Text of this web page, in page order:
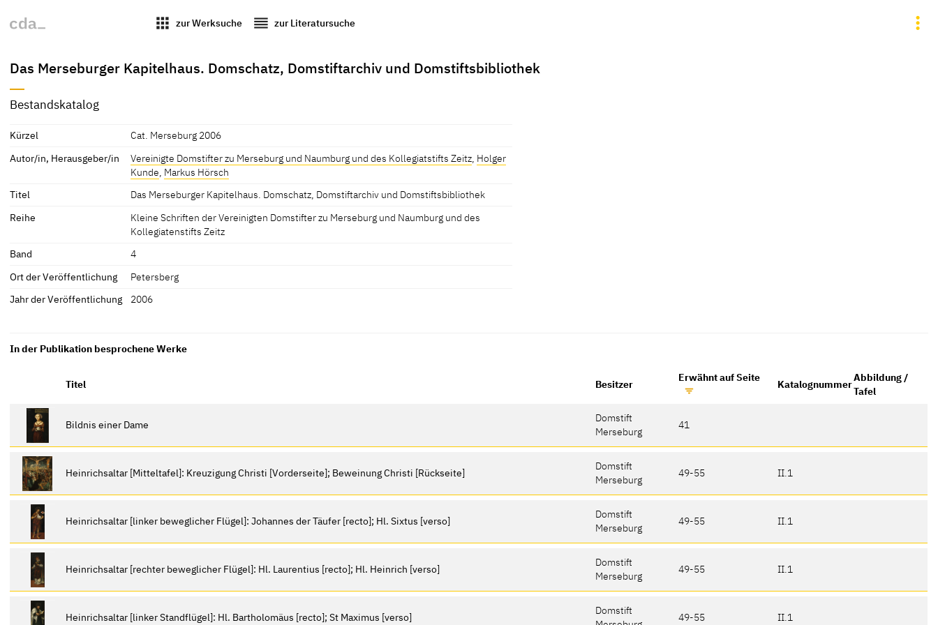
apps zur Werksuche reorder zur Literatursuche
Das Merseburger Kapitelhaus. Domschatz, Domstiftarchiv und Domstiftsbibliothek
Bestandskatalog
Kürzel
Cat. Merseburg 2006
Autor/in, Herausgeber/in
Vereinigte Domstifter zu Merseburg und Naumburg und des Kollegiatstifts Zeitz, Holger
Kunde, Markus Hörsch
Titel
Das Merseburger Kapitelhaus. Domschatz, Domstiftarchiv und Domstiftsbibliothek
Reihe
Kleine Schriften der Vereinigten Domstifter zu Merseburg und Naumburg und des
Kollegiatenstifts Zeitz
Band
4
Ort der Veröffentlichung
Petersberg
Jahr der Veröffentlichung
2006
In der Publikation besprochene Werke
Titel Besitzer
Erwähnt auf Seite
Katalognummer
Abbildung /
Tafel
Bildnis einer Dame
Domstift
Merseburg
41
Heinrichsaltar [Mitteltafel]: Kreuzigung Christi [Vorderseite]; Beweinung Christi [Rückseite]
Domstift
Merseburg
49-55 II.1
Heinrichsaltar [linker beweglicher Flügel]: Johannes der Täufer [recto]; Hl. Sixtus [verso]
Domstift
Merseburg
49-55 II.1
Heinrichsaltar [rechter beweglicher Flügel]: Hl. Laurentius [recto]; Hl. Heinrich [verso]
Domstift
Merseburg
49-55 II.1
Heinrichsaltar [linker Standflügel]: Hl. Bartholomäus [recto]; St Maximus [verso]
Domstift
49-55 II.1